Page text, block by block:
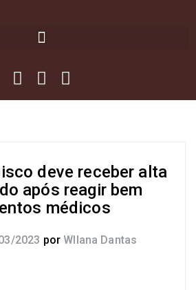
deve receber alta
após reagir bem
médicos
2023 por Wllana Dantas